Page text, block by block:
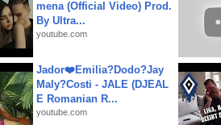
mena (Official Video) Prod.
By Ultra...
youtube.com
Jador❤️Emilia?Dodo?Jay
Maly?Costi - JALE (DJEAL
E Romanian R...
youtube.com